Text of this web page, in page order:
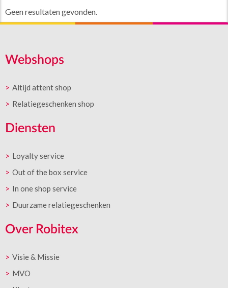
Geen resultaten gevonden.
Webshops
Altijd attent shop
Relatiegeschenken shop
Diensten
Loyalty service
Out of the box service
In one shop service
Duurzame relatiegeschenken
Over Robitex
Visie & Missie
MVO